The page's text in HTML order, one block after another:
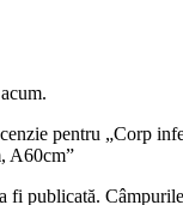
pentru „Corp
A60cm”
fi publicată.